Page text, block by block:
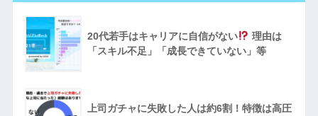
20代若手はキャリアに自信がない
理由は
「スキル不足」「成長できていない」等
上司ガチャに失敗した人は約6割！特徴は高圧